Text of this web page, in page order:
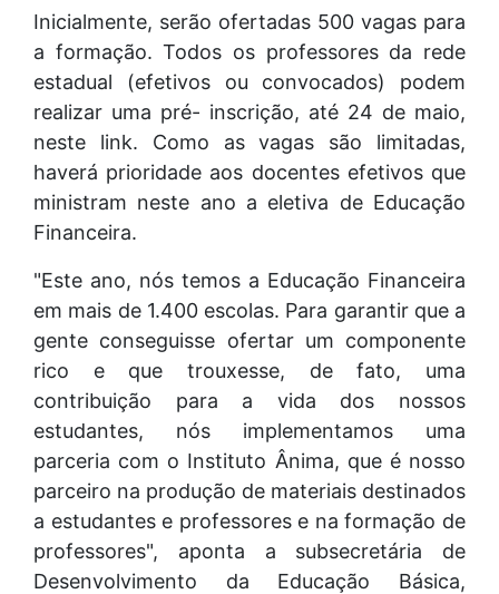
Inicialmente, serão ofertadas 500 vagas para
a formação. Todos os professores da rede
estadual (efetivos ou convocados) podem
realizar uma pré- inscrição, até 24 de maio,
neste link. Como as vagas são limitadas,
haverá prioridade aos docentes efetivos que
ministram neste ano a eletiva de Educação
Financeira.
"Este ano, nós temos a Educação Financeira
em mais de 1.400 escolas. Para garantir que a
gente conseguisse ofertar um componente
rico e que trouxesse, de fato, uma
contribuição para a vida dos nossos
estudantes, nós implementamos uma
parceria com o Instituto Ânima, que é nosso
parceiro na produção de materiais destinados
a estudantes e professores e na formação de
professores", aponta a subsecretária de
Desenvolvimento da Educação Básica,